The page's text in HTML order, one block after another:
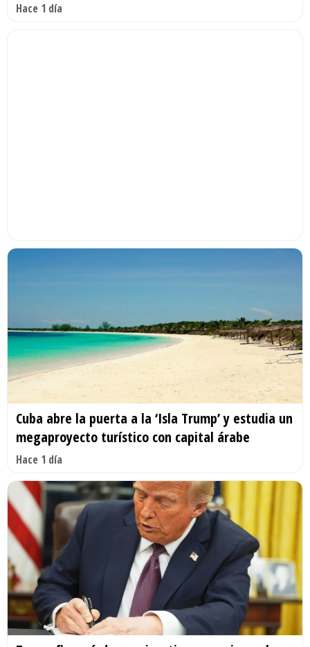
Hace 1 día
Cuba abre la puerta a la ‘Isla Trump’ y estudia un
megaproyecto turístico con capital árabe
Hace 1 día